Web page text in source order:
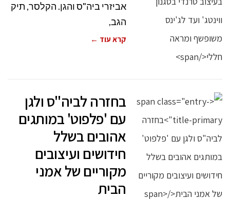
אביזרי ביה"ס והגן. הקלסר, תיק
הגב,
קרא עוד ←
בחזרה לביה"ס ולגן
עם 'פלפוט' במותגים
אהובים בשלל
חידושים ועיצובים
מקוריים של אמני
הבית